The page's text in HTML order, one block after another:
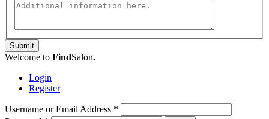
Submit
Welcome to FindSalon.
Login
Register
Username or Email Address *